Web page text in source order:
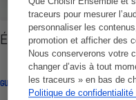
traceurs pour mesurer
personnaliser les
promotion et afficher des
Nous conserverons votre
changer d’avis à tout
les traceurs » en bas de
Politique de
Étiquetage
GUIDE D'ACHAT